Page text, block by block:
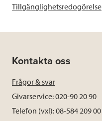
Tillgänglighetsredogörelse
Kontakta oss
Frågor & svar
Givarservice: 020-90 20 90
Telefon (vxl): 08-584 209 00